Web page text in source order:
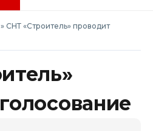
» СНТ «Строитель» проводит